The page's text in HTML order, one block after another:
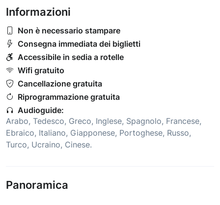
Informazioni
Non è necessario stampare
Consegna immediata dei biglietti
Accessibile in sedia a rotelle
Wifi gratuito
Cancellazione gratuita
Riprogrammazione gratuita
Audioguide:
Arabo, Tedesco, Greco, Inglese, Spagnolo, Francese,
Ebraico, Italiano, Giapponese, Portoghese, Russo,
Turco, Ucraino, Cinese.
Panoramica